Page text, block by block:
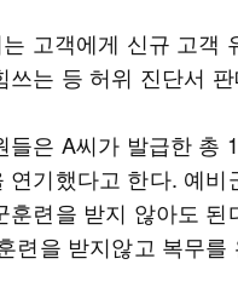
고객에게 신규 고객
쓰는 등 허위 진단서
들은 A씨가 발급한 총
연기했다고 한다. 예
훈련을 받지 않아도
련을 받지않고 복무